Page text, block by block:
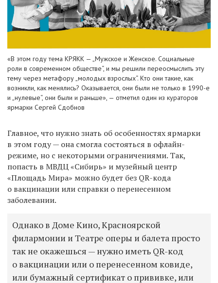
«В этом году тема КРЯКК — „Мужское и Женское. Социальные
роли в современном обществе“, и мы решили переосмыслить эту
тему через метафору „молодых взрослых“. Кто они такие, как
возникли, как менялись? Оказывается, они были не только в 1990-е
и „нулевые“, они были и раньше», — отметил один из кураторов
ярмарки Сергей Сдобнов
Главное, что нужно знать об особенностях ярмарки
в этом году — она смогла состояться в офлайн-
режиме, но с некоторыми ограничениями. Так,
попасть в МВДЦ «Сибирь» и музейный центр
«Площадь Мира» можно будет без QR-кода
о вакцинации или справки о перенесенном
заболевании.
Однако в Доме Кино, Красноярской
филармонии и Театре оперы и балета просто
так не окажешься — нужно иметь QR-код
о вакцинации или о перенесенном ковиде,
или бумажный сертификат о прививке, или